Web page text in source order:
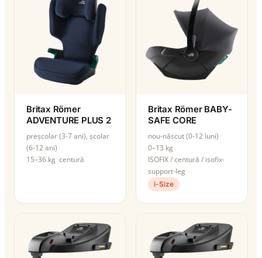
Britax Römer
ADVENTURE PLUS 2
preșcolar (3-7 ani), școlar
(6-12 ani)
15–36 kg centură
Britax Römer BABY-
SAFE CORE
nou-născut (0-12 luni)
0–13 kg
ISOFIX / centură / isofix-
support-leg
i-Size